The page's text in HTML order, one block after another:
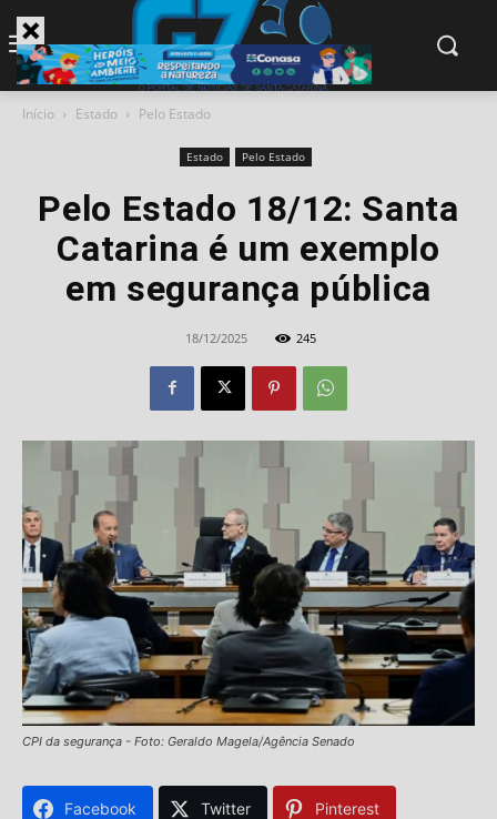
Início Estado Pelo Estado
Estado Pelo Estado
Pelo Estado 18/12: Santa
Catarina é um exemplo
em segurança pública
18/12/2025 245
CPI da segurança - Foto: Geraldo Magela/Agência Senado
Facebook Twitter Pinterest
modal-check